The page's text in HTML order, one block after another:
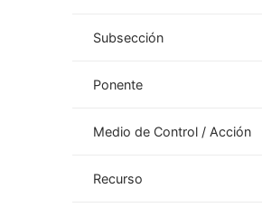
Subsección
Ponente
Medio de Control / Acción
Recurso